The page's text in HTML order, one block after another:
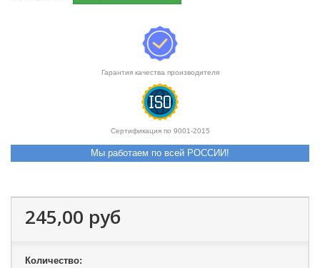
Гарантия качества производителя
Сертификация по 9001-2015
Мы работаем по всей РОССИИ!
245,00 руб
Количество: